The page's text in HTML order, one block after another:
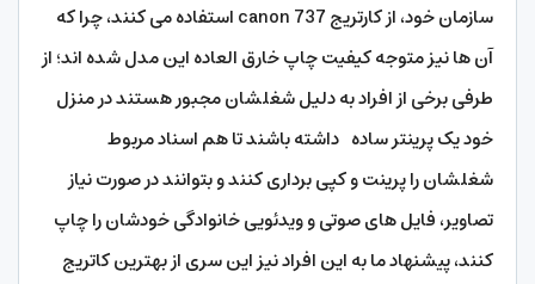
سازمان خود، از کارتریج canon 737 استفاده می کنند، چرا که
آن ها نیز متوجه کیفیت چاپ خارق العاده این مدل شده اند؛‌ از
طرفی برخی از افراد به دلیل شغلشان مجبور هستند در منزل
خود یک پرینتر ساده داشته باشند تا هم اسناد مربوط
شغلشان را پرینت و کپی برداری کنند و بتوانند در صورت نیاز
تصاویر، فایل های صوتی و ویدئویی خانوادگی خودشان را چاپ
کنند، پیشنهاد ما به این افراد نیز این سری از بهترین کاتریج